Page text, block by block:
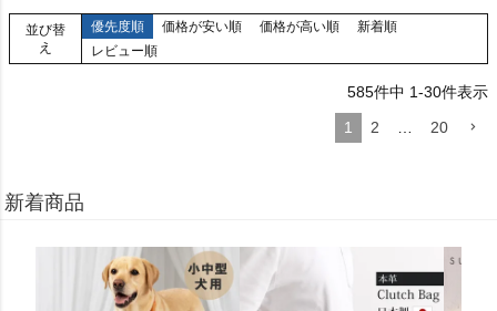
並び替
え
優先度順 価格が安い順 価格が高い順
新着順
レビュー順
585件中 1-30件表示
1
2 20
新着商品